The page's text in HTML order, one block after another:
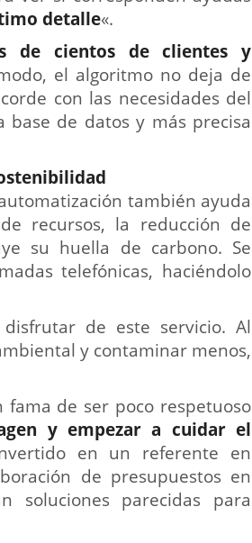
detalle«.
de cientos de clientes y
el algoritmo no deja de
con las necesidades del
base de datos y más precisa
también ayuda
recursos, la reducción de
su huella de carbono. Se
telefónicas, haciéndolo
de este servicio. Al
y contaminar menos,
de ser poco respetuoso
y empezar a cuidar el
en un referente en
de presupuestos en
soluciones parecidas para